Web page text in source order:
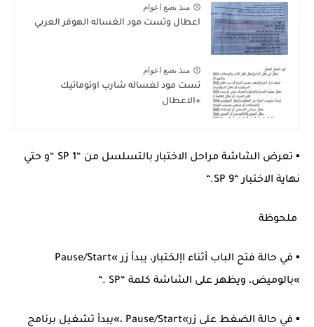
منذ بضع اعوام
اعطال وتست مود الغساله الهوفر العربي
منذ بضع اعوام
تست مود لغساله شارب اوتوماتيك
+الاعطال
▪ تعرض الشاشة مراحل الاختبار بالتسلسل من “SP 1 “و حتي
نهاية الاختبار “SP 9.“
ملحوظة
▪ في حالة فتح الباب أثناء اإلختبار، يبدأ زر »Pause/Start
»بالوميض، ويظهر على الشاشة كلمة “SP .“
▪ في حالة الضغط على زر»Pause/Start ،»يبدأ تشغيل برنامج